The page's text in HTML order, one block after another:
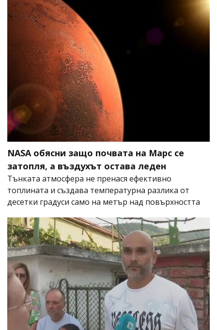
NASA обясни защо почвата на Марс се
затопля, а въздухът остава леден
Тънката атмосфера не пренася ефективно
топлината и създава температурна разлика от
десетки градуси само на метър над повърхността